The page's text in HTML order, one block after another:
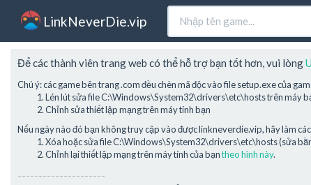
LinkNeverDie.vip
Để các thành viên trang web có thể hỗ trợ bạn tốt hơn, vui lòng
Chú ý: các game bên trang .com đều chèn mã độc vào file setup.exe của
Lén lút sửa file C:\Windows\System32\drivers\etc\hosts trên máy
Chỉnh sửa thiết lập mạng trên máy tính bạn
Nếu ngày nào đó bạn không truy cập vào được linkneverdie.vip, hãy làm
Xóa hoặc sửa file C:\Windows\System32\drivers\etc\hosts (sửa
Chỉnh lại thiết lập mạng trên máy tính của bạntheo hình này.
---------------------